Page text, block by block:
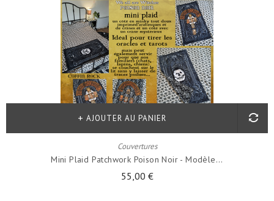
Couvertures
Mini Plaid Patchwork Poison Noir - Modèle...
55,00 €
AJOUTER AU PANIER